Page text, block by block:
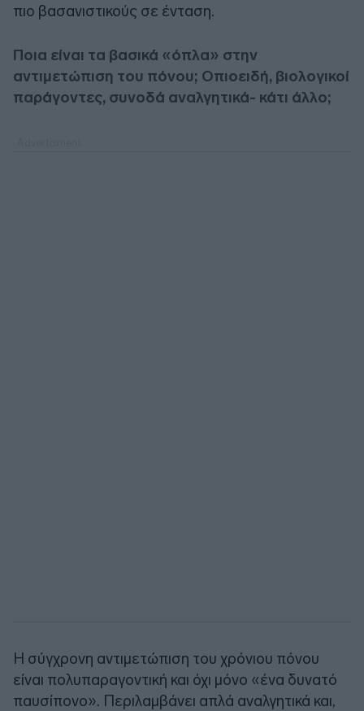
πιο βασανιστικούς σε ένταση.
Ποια είναι τα βασικά «όπλα» στην
αντιμετώπιση του πόνου; Οπιοειδή, βιολογικοί
παράγοντες, συνοδά αναλγητικά- κάτι άλλο;
Η σύγχρονη αντιμετώπιση του χρόνιου πόνου
είναι πολυπαραγοντική και όχι μόνο «ένα δυνατό
παυσίπονο». Περιλαμβάνει απλά αναλγητικά και,